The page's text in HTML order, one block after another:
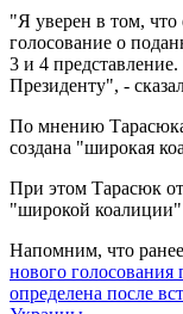
"Я уверен в том, что
голосование о
3 и 4
Президенту", -
По мнению
создана "широкая
При этом Тарасюк
"широкой
Напомним, что
нового голосования
определена после